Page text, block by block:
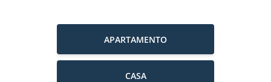
APARTAMENTO
CASA